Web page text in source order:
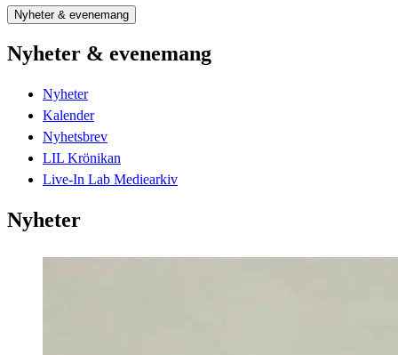
Nyheter & evenemang
Nyheter & evenemang
Nyheter
Kalender
Nyhetsbrev
LIL Krönikan
Live-In Lab Mediearkiv
Nyheter